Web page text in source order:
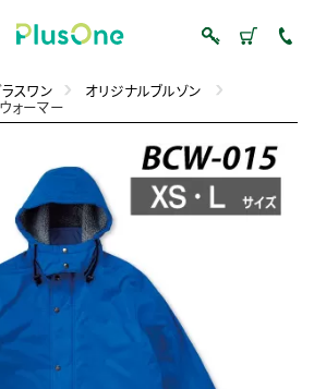
スワン オリジナルブルゾン
ォーマー